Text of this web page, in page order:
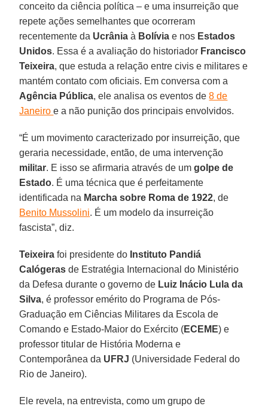
conceito da ciência política – e uma insurreição que
repete ações semelhantes que ocorreram
recentemente da Ucrânia à Bolívia e nos Estados
Unidos. Essa é a avaliação do historiador Francisco
Teixeira, que estuda a relação entre civis e militares e
mantém contato com oficiais. Em conversa com a
Agência Pública, ele analisa os eventos de8 de
Janeiroe a não punição dos principais envolvidos.
“É um movimento caracterizado por insurreição, que
geraria necessidade, então, de uma intervenção
militar. E isso se afirmaria através de umgolpe de
Estado. É uma técnica que é perfeitamente
identificada na Marcha sobre Roma de 1922, de
Benito Mussolini. É um modelo da insurreição
fascista”, diz.
Teixeira foi presidente do Instituto Pandiá
Calógeras de Estratégia Internacional do Ministério
da Defesa durante o governo de Luiz Inácio Lula da
Silva, é professor emérito do Programa de Pós-
Graduação em Ciências Militares da Escola de
Comando e Estado-Maior do Exército (ECEME) e
professor titular de História Moderna e
Contemporânea da UFRJ (Universidade Federal do
Rio de Janeiro).
Ele revela, na entrevista, como um grupo de